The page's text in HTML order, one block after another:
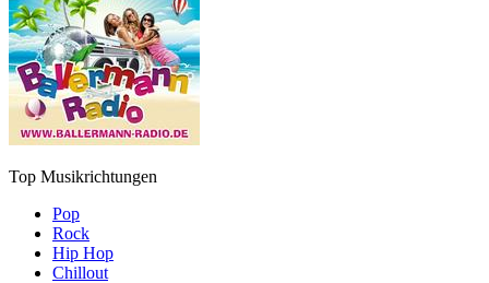
Top Musikrichtungen
Pop
Rock
Hip Hop
Chillout